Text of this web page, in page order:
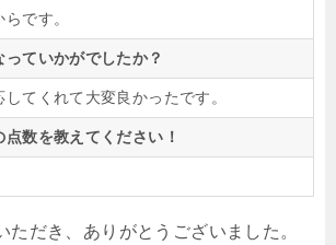
です。
ていかがでしたか？
てくれて大変良かったです。
数を教えてください！
ただき、ありがとうございました。